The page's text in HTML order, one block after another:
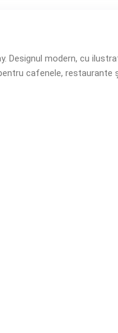
Designul modern, cu
cafenele, restaurante